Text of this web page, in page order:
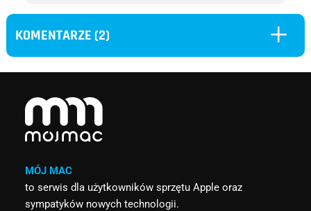
KOMENTARZE (2) L
MÓJ MAC
to serwis dla użytkowników sprzętu Apple oraz
sympatyków nowych technologii.